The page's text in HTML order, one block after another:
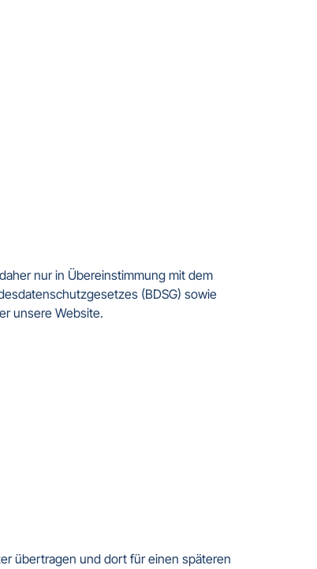
nur in Übereinstimmung mit dem
(BDSG) sowie
unsere Website.
übertragen und dort für einen späteren